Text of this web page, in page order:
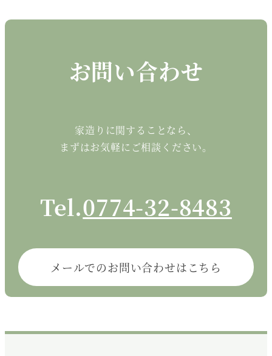
お問い合わせ
家造りに関することなら、
まずはお気軽にご相談ください。
Tel.0774-32-8483
メールでのお問い合わせはこちら